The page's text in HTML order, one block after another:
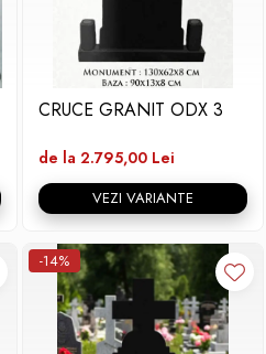
CRUCE GRANIT ODX 3
de la 2.795,00 Lei
VEZI VARIANTE
-14%